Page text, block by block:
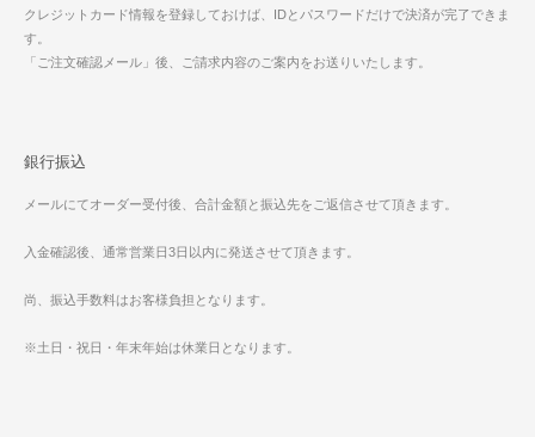
クレジットカード情報を登録しておけば、IDとパスワードだけで決済が完了できま
す。
「ご注文確認メール」後、ご請求内容のご案内をお送りいたします。
銀行振込
メールにてオーダー受付後、合計金額と振込先をご返信させて頂きます。
入金確認後、通常営業日3日以内に発送させて頂きます。
尚、振込手数料はお客様負担となります。
※土日・祝日・年末年始は休業日となります。